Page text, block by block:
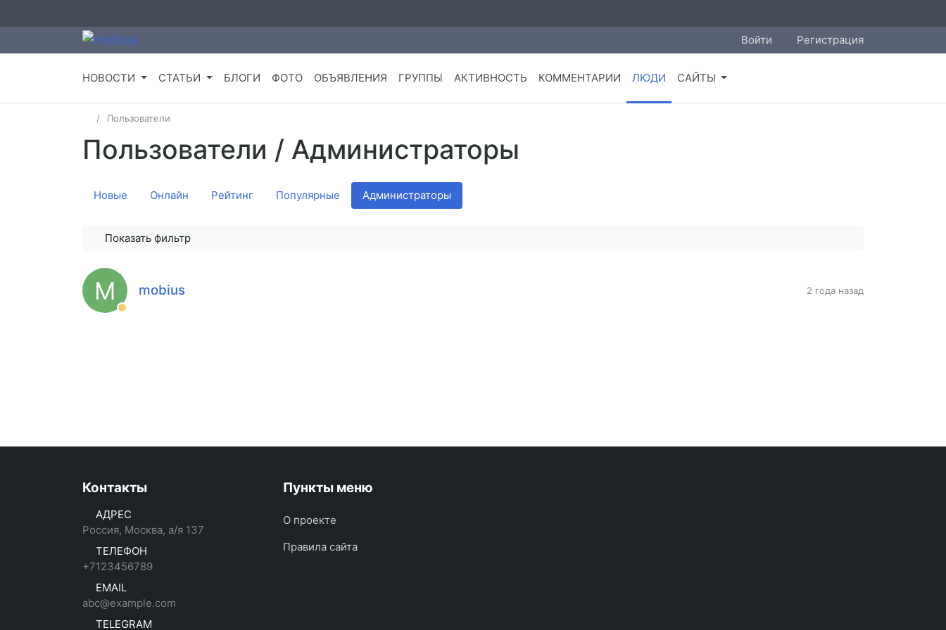
Войти Регистрация
НОВОСТИ СТАТЬИ БЛОГИ ФОТО ОБЪЯВЛЕНИЯ ГРУППЫ АКТИВНОСТЬ КОММЕНТАРИИ ЛЮДИ САЙТЫ
Пользователи
Пользователи / Администраторы
Новые Онлайн Рейтинг Популярные Администраторы
Показать фильтр
M mobius 2 года назад
Контакты
АДРЕС
Россия, Москва, а/я 137
ТЕЛЕФОН
+7123456789
EMAIL
abc@example.com
TELEGRAM
Пункты меню
О проекте
Правила сайта